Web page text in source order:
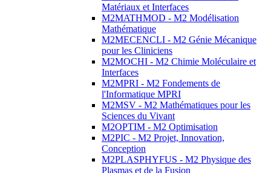
Matériaux et Interfaces
M2MATHMOD - M2 Modélisation
Mathématique
M2MECENCLI - M2 Génie Mécanique
pour les Cliniciens
M2MOCHI - M2 Chimie Moléculaire et
Interfaces
M2MPRI - M2 Fondements de
l'Informatique MPRI
M2MSV - M2 Mathématiques pour les
Sciences du Vivant
M2OPTIM - M2 Optimisation
M2PIC - M2 Projet, Innovation,
Conception
M2PLASPHYFUS - M2 Physique des
Plasmas et de la Fusion